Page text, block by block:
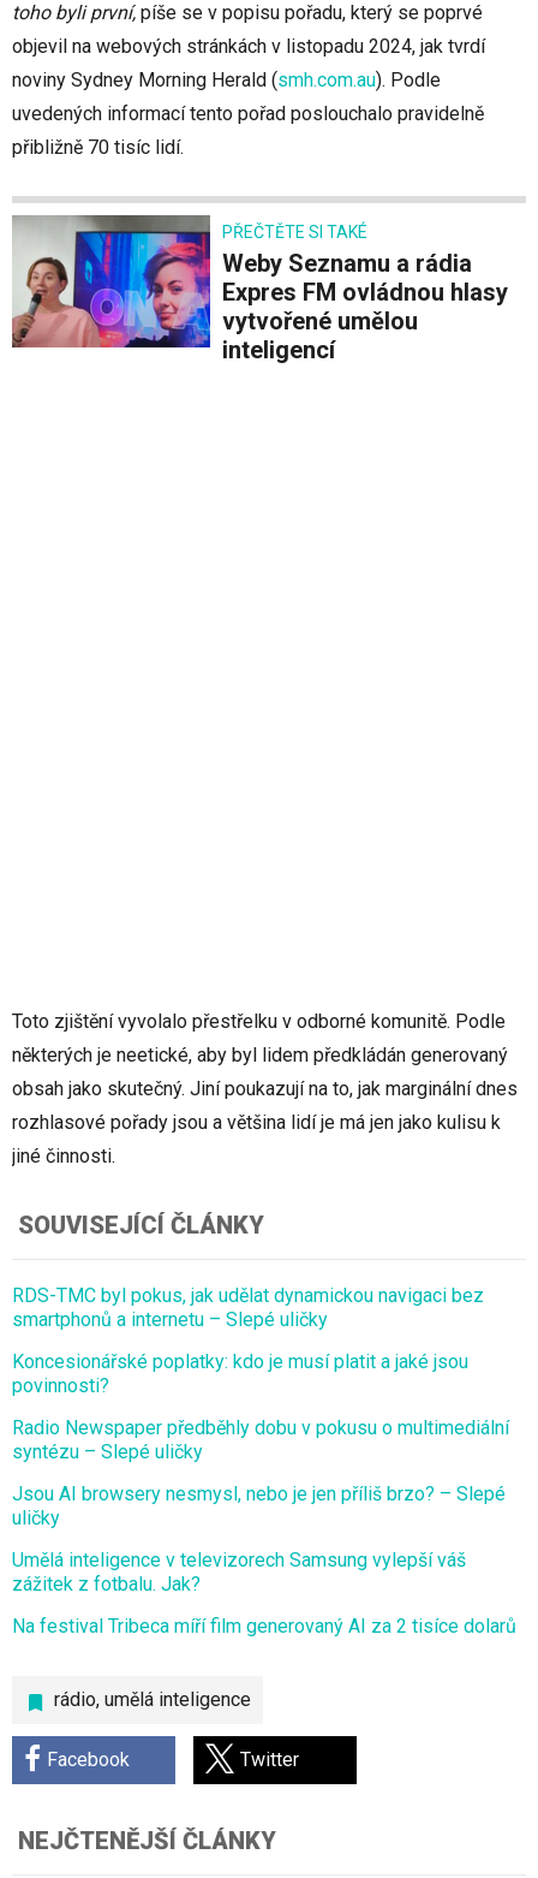
toho byli první, píše se v popisu pořadu, který se poprvé
objevil na webových stránkách v listopadu 2024, jak tvrdí
noviny Sydney Morning Herald (smh.com.au). Podle
uvedených informací tento pořad poslouchalo pravidelně
přibližně 70 tisíc lidí.
PŘEČTĚTE SI TAKÉ
Weby Seznamu a rádia
Expres FM ovládnou hlasy
vytvořené umělou
inteligencí
Toto zjištění vyvolalo přestřelku v odborné komunitě. Podle
některých je neetické, aby byl lidem předkládán generovaný
obsah jako skutečný. Jiní poukazují na to, jak marginální dnes
rozhlasové pořady jsou a většina lidí je má jen jako kulisu k
jiné činnosti.
rádio, umělá inteligence
Facebook Twitter
SOUVISEJÍCÍ ČLÁNKY
RDS-TMC byl pokus, jak udělat dynamickou navigaci bez
smartphonů a internetu – Slepé uličky
Koncesionářské poplatky: kdo je musí platit a jaké jsou
povinnosti?
Radio Newspaper předběhly dobu v pokusu o multimediální
syntézu – Slepé uličky
Jsou AI browsery nesmysl, nebo je jen příliš brzo? – Slepé
uličky
Umělá inteligence v televizorech Samsung vylepší váš
zážitek z fotbalu. Jak?
Na festival Tribeca míří film generovaný AI za 2 tisíce dolarů
NEJČTENĚJŠÍ ČLÁNKY